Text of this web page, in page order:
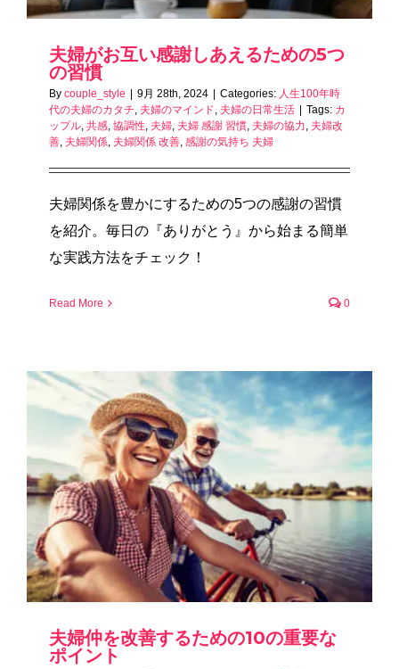
夫婦がお互い感謝しあえるための5つ
の習慣
By couple_style 9月 28th, 2024 Categories: 人生100年時
代の夫婦のカタチ, 夫婦のマインド, 夫婦の日常生活 Tags: カ
ップル, 共感, 協調性, 夫婦, 夫婦 感謝 習慣, 夫婦の協力, 夫婦改
善, 夫婦関係, 夫婦関係 改善, 感謝の気持ち 夫婦
夫婦関係を豊かにするための5つの感謝の習慣
を紹介。毎日の『ありがとう』から始まる簡単
な実践方法をチェック！
Read More 0
夫婦仲を改善するための10の重要な
ポイント